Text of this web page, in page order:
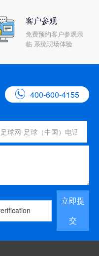
客户参观
免费预约客户参观亲
临 系统现场体验
 400-600-4155
立即提
交